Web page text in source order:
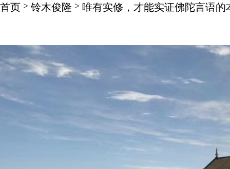
首页 > 铃木俊隆 > 唯有实修，才能实证佛陀言语的